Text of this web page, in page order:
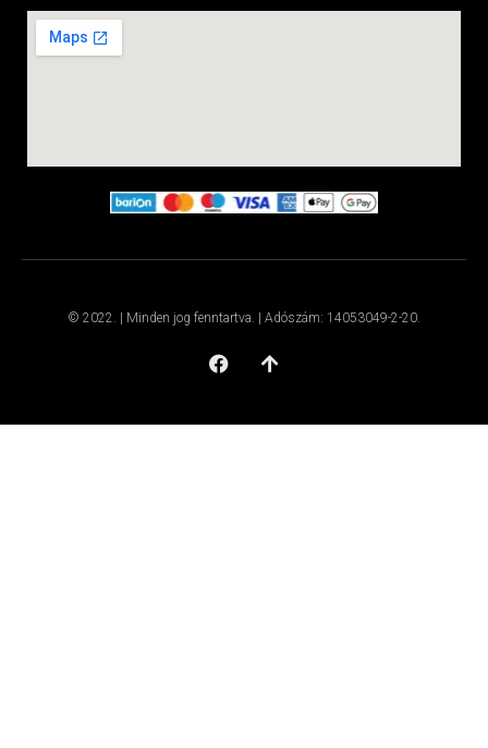
© 2022. | Minden jog fenntartva. | Adószám: 14053049-2-20.